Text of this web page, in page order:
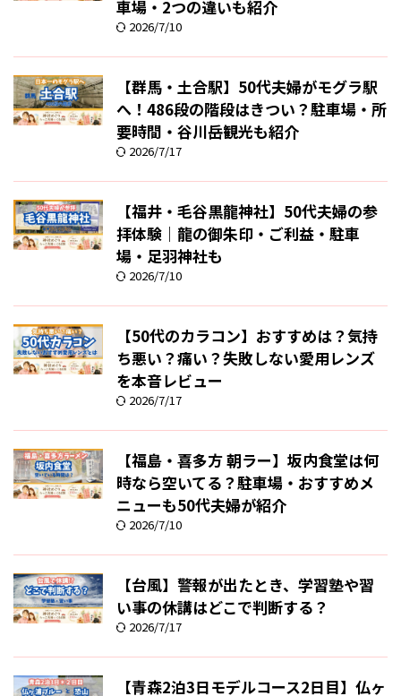
車場・2つの違いも紹介
2026/7/10
【群馬・土合駅】50代夫婦がモグラ駅
へ！486段の階段はきつい？駐車場・所
要時間・谷川岳観光も紹介
2026/7/17
【福井・毛谷黒龍神社】50代夫婦の参
拝体験｜龍の御朱印・ご利益・駐車
場・足羽神社も
2026/7/10
【50代のカラコン】おすすめは？気持
ち悪い？痛い？失敗しない愛用レンズ
を本音レビュー
2026/7/17
【福島・喜多方 朝ラー】坂内食堂は何
時なら空いてる？駐車場・おすすめメ
ニューも50代夫婦が紹介
2026/7/10
【台風】警報が出たとき、学習塾や習
い事の休講はどこで判断する？
2026/7/17
【青森2泊3日モデルコース2日目】仏ヶ